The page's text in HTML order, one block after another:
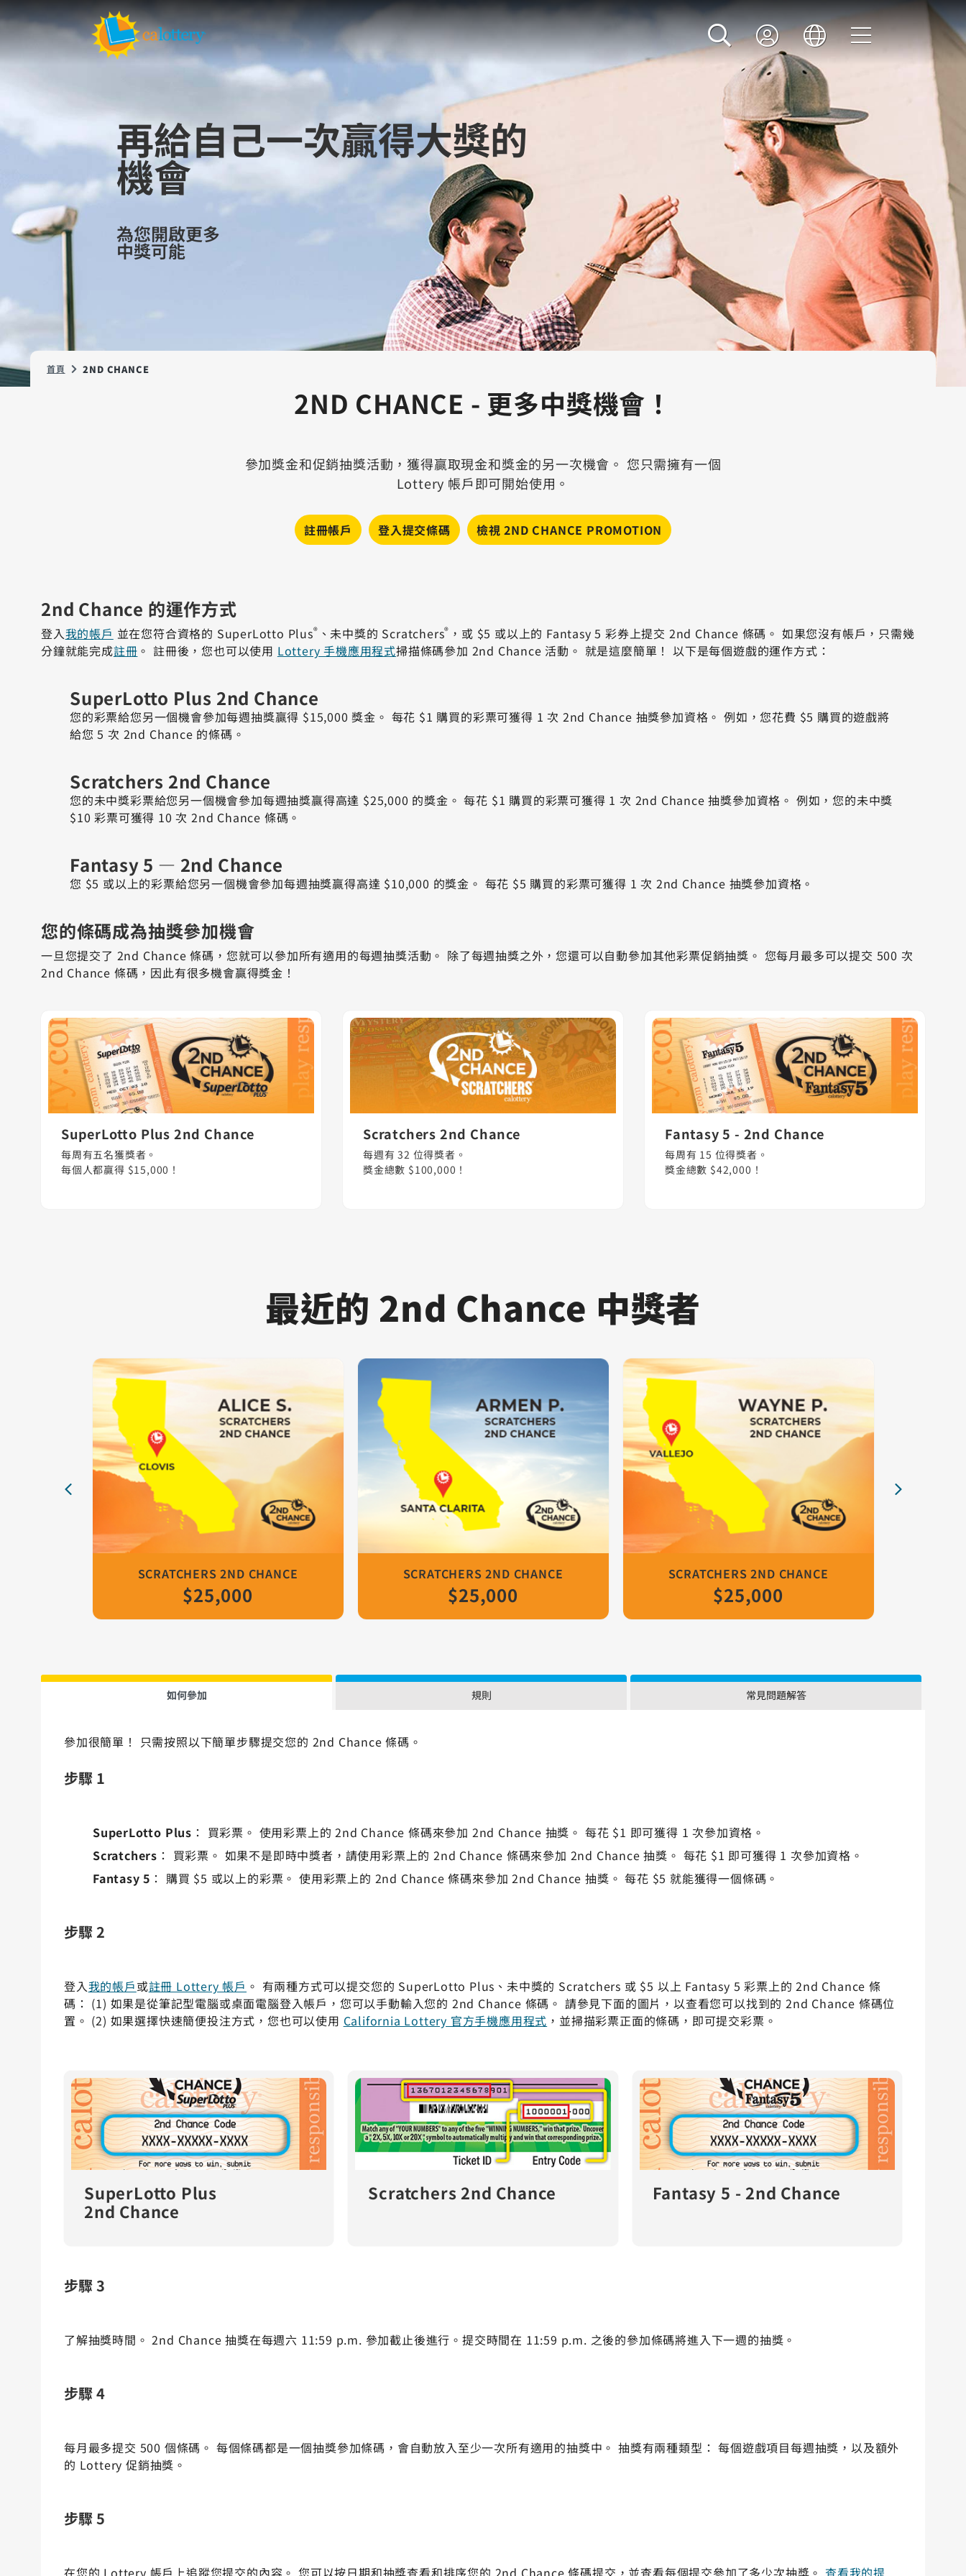
再給自己一次贏得大獎的
機會
為您開啟更多
中獎可能
首頁 2ND CHANCE
2ND CHANCE - 更多中獎機會！
參加獎金和促銷抽獎活動，獲得贏取現金和獎金的另一次機會。 您只需擁有一個
Lottery 帳戶即可開始使用。
註冊帳戶 登入提交條碼 檢視 2ND CHANCE PROMOTION
2nd Chance 的運作方式
登入我的帳戶 並在您符合資格的 SuperLotto Plus® 、未中獎的 Scratchers® ，或 $5 或以上的 Fantasy 5 彩券上提交 2nd Chance 條碼。 如果您沒有帳戶，只需幾
分鐘就能完成註冊 。 註冊後，您也可以使用 Lottery 手機應用程式掃描條碼參加 2nd Chance 活動。 就是這麼簡單！ 以下是每個遊戲的運作方式：
SuperLotto Plus 2nd Chance
您的彩票給您另一個機會參加每週抽獎贏得 $15,000 獎金。 每花 $1 購買的彩票可獲得 1 次 2nd Chance 抽獎參加資格。 例如，您花費 $5 購買的遊戲將
給您 5 次 2nd Chance 的條碼。
Scratchers 2nd Chance
您的未中獎彩票給您另一個機會參加每週抽獎贏得高達 $25,000 的獎金。 每花 $1 購買的彩票可獲得 1 次 2nd Chance 抽獎參加資格。 例如，您的未中獎
$10 彩票可獲得 10 次 2nd Chance 條碼。
Fantasy 5 — 2nd Chance
您 $5 或以上的彩票給您另一個機會參加每週抽獎贏得高達 $10,000 的獎金。 每花 $5 購買的彩票可獲得 1 次 2nd Chance 抽獎參加資格。
您的條碼成為抽獎參加機會
一旦您提交了 2nd Chance 條碼，您就可以參加所有適用的每週抽獎活動。 除了每週抽獎之外，您還可以自動參加其他彩票促銷抽獎。 您每月最多可以提交 500 次
2nd Chance 條碼，因此有很多機會贏得獎金！
SuperLotto Plus 2nd Chance
每周有五名獲獎者。
每個人都贏得 $15,000！
Scratchers 2nd Chance
每週有 32 位得獎者。
獎金總數 $100,000！
Fantasy 5 - 2nd Chance
每周有 15 位得獎者。
獎金總數 $42,000！
最近的 2nd Chance 中獎者
Vallejo, California | Wayne P. | Scratchers 2nd Chance
Scratchers 2nd Chance
Costa Mesa, California | Timothy N. | Fantasy 5 2nd Chance
Fantasy 5 2nd Chance
El Dorado Hills, California | Steve R. | Scratchers 2nd Chance
Scratchers 2nd Chance
San Diego, CA | Susana G. | Fantasy 5 2nd Chance
Fantasy 5 2nd Chance
Stockton, California | Martin R. | Superlotto Plus 2nd Chance
Superlotto Plus 2nd Chance
Lakewood, California | Margaret G. | Superlotto Plus 2nd Chance
Superlotto Plus 2nd Chance
Napa, CA | Jamey M. | Superlotto 2nd Chance
Superlotto Plus 2nd Chance
卡片 10
San Francisco, California | Linda Y. | Superlotto Plus 2nd Chance
Superlotto Plus 2nd Chance
$15,000
SCRATCHERS 2ND CHANCE
$25,000
SCRATCHERS 2ND CHANCE
$25,000
SCRATCHERS 2ND CHANCE
$25,000
如何參加 規則 常見問題解答
參加很簡單！ 只需按照以下簡單步驟提交您的 2nd Chance 條碼。
步驟 1
SuperLotto Plus ： 買彩票。 使用彩票上的 2nd Chance 條碼來參加 2nd Chance 抽獎。 每花 $1 即可獲得 1 次參加資格。
Scratchers ： 買彩票。 如果不是即時中獎者，請使用彩票上的 2nd Chance 條碼來參加 2nd Chance 抽獎。 每花 $1 即可獲得 1 次參加資格。
Fantasy 5 ： 購買 $5 或以上的彩票。 使用彩票上的 2nd Chance 條碼來參加 2nd Chance 抽獎。 每花 $5 就能獲得一個條碼。
步驟 2
登入我的帳戶或註冊 Lottery 帳戶 。 有兩種方式可以提交您的 SuperLotto Plus、未中獎的 Scratchers 或 $5 以上 Fantasy 5 彩票上的 2nd Chance 條
碼： (1) 如果是從筆記型電腦或桌面電腦登入帳戶，您可以手動輸入您的 2nd Chance 條碼。 請參見下面的圖片，以查看您可以找到的 2nd Chance 條碼位
置。 (2) 如果選擇快速簡便投注方式，您也可以使用 California Lottery 官方手機應用程式 ，並掃描彩票正面的條碼，即可提交彩票。
SuperLotto Plus
2nd Chance
Scratchers 2nd Chance Fantasy 5 - 2nd Chance
步驟 3
了解抽獎時間。 2nd Chance 抽獎在每週六 11:59 p.m. 參加截止後進行。提交時間在 11:59 p.m. 之後的參加條碼將進入下一週的抽獎。
步驟 4
每月最多提交 500 個條碼。 每個條碼都是一個抽獎參加條碼，會自動放入至少一次所有適用的抽獎中。 抽獎有兩種類型： 每個遊戲項目每週抽獎，以及額外
的 Lottery 促銷抽獎。
步驟 5
在您的 Lottery 帳戶上追蹤您提交的內容。 您可以按日期和抽獎查看和排序您的 2nd Chance 條碼提交，並查看每個提交參加了多少次抽獎。 查看我的提